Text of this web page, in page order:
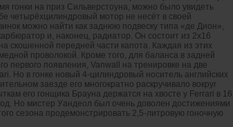
гонки на приз Сильверстоуна, можно было увидеть
четырёхцилиндровый мотор не несёт в своей
можно найти как заднюю подвеску типа «де Дион»,
и, наконец, радиатор. Он состоит из 2х16
скошенной передней части капота. Каждая из этих
проволокой. Кроме того, для баланса в задней
первого появления, Vanwall на тренировке на две
Но в гонке новый 4-цилиндровый носитель английских
заезде его многократно раскручивало вокруг
его гонщика Брауна держатся на хвосте у Ferrari в 16
Но мистер Уандеол был очень доволен достижениями
сезона продемонстрировать 2,5-литровую гоночную